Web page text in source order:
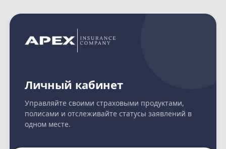
Личный кабинет
Управляйте своими страховыми продуктами,
полисами и отслеживайте статусы заявлений в
одном месте.